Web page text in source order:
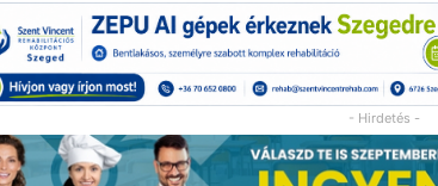
- Hirdetés -